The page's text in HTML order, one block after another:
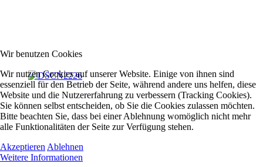
Wir benutzen Cookies
Wir nutzen Cookies auf unserer Website. Einige von ihnen sind
essenziell für den Betrieb der Seite, während andere uns helfen, diese
Website und die Nutzererfahrung zu verbessern (Tracking Cookies).
Sie können selbst entscheiden, ob Sie die Cookies zulassen möchten.
Bitte beachten Sie, dass bei einer Ablehnung womöglich nicht mehr
alle Funktionalitäten der Seite zur Verfügung stehen.
Akzeptieren Ablehnen
Weitere Informationen